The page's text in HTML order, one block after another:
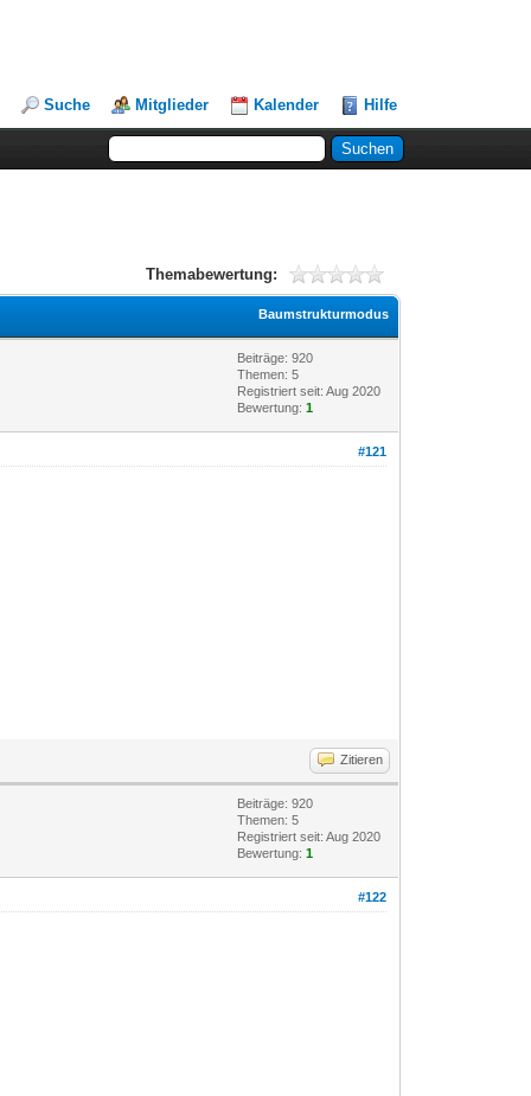
Suche Mitglieder Kalender Hilfe
Themabewertung:
Baumstrukturmodus
Beiträge: 920
Themen: 5
Registriert seit: Aug 2020
Bewertung:1
#121
Zitieren
Beiträge: 920
Themen: 5
Registriert seit: Aug 2020
Bewertung:1
#122